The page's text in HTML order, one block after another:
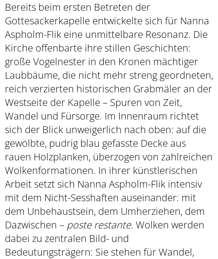
Bereits beim ersten Betreten der
Gottesackerkapelle entwickelte sich für Nanna
Aspholm-Flik eine unmittelbare Resonanz. Die
Kirche offenbarte ihre stillen Geschichten:
große Vogelnester in den Kronen mächtiger
Laubbäume, die nicht mehr streng geordneten,
reich verzierten historischen Grabmäler an der
Westseite der Kapelle – Spuren von Zeit,
Wandel und Fürsorge. Im Innenraum richtet
sich der Blick unweigerlich nach oben: auf die
gewölbte, pudrig blau gefasste Decke aus
rauen Holzplanken, überzogen von zahlreichen
Wolkenformationen. In ihrer künstlerischen
Arbeit setzt sich Nanna Aspholm-Flik intensiv
mit dem Nicht-Sesshaften auseinander: mit
dem Unbehaustsein, dem Umherziehen, dem
Dazwischen – poste restante. Wolken werden
dabei zu zentralen Bild- und
Bedeutungsträgern: Sie stehen für Wandel,